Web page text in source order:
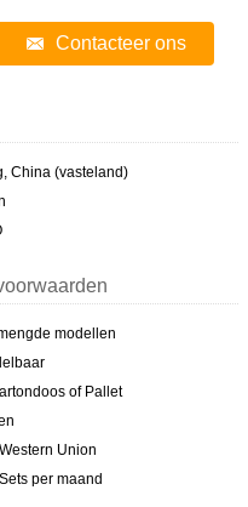
Contacteer ons
China (vasteland)
modellen
of Pallet
Union
per maand